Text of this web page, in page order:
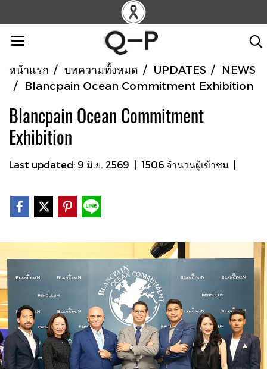
หน้าแรก บทความทั้งหมด UPDATES
NEWS
Blancpain Ocean Commitment Exhibition
Blancpain Ocean Commitment
Exhibition
Last updated: 9 มิ.ย. 2569 1506 จำนวนผู้เข้าชม